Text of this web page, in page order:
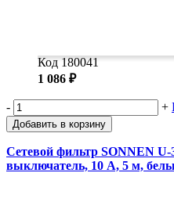
Код 180041
1 086 ₽
- +
Добавить в корзину
Сетевой фильтр SONNEN U-
выключатель, 10 А, 5 м,